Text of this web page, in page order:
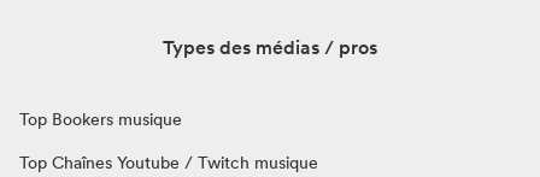
Types des médias / pros
Top Bookers musique
Top Chaînes Youtube / Twitch musique